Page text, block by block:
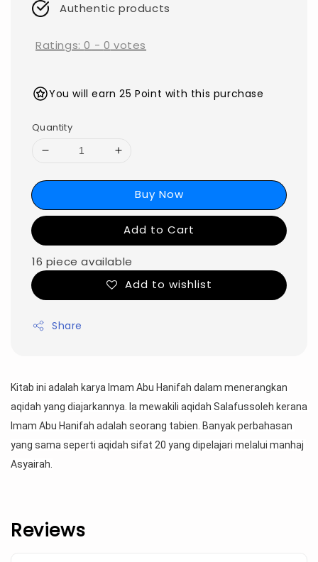
Authentic products
Ratings:0 - 0 votes
You will earn 25 Point with this purchase
Quantity
Buy Now
Add to Cart
16 piece available
Add to wishlist
Share
Kitab ini adalah karya Imam Abu Hanifah dalam menerangkan
aqidah yang diajarkannya. Ia mewakili aqidah Salafussoleh kerana
Imam Abu Hanifah adalah seorang tabien. Banyak perbahasan
yang sama seperti aqidah sifat 20 yang dipelajari melalui manhaj
Asyairah.
Reviews